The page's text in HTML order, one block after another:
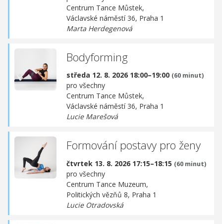
Centrum Tance Můstek,
Václavské náměstí 36, Praha 1
Marta Herdegenová
Bodyforming
středa 12. 8. 2026 18:00–19:00 (60 minut)
pro všechny
Centrum Tance Můstek,
Václavské náměstí 36, Praha 1
Lucie Marešová
Formování postavy pro ženy
čtvrtek 13. 8. 2026 17:15–18:15 (60 minut)
pro všechny
Centrum Tance Muzeum,
Politických vězňů 8, Praha 1
Lucie Otradovská